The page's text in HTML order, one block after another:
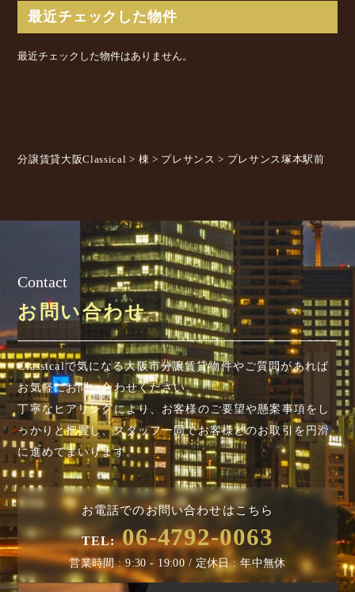
最近チェックした物件
最近チェックした物件はありません。
分譲賃貸大阪Classical > 棟 > プレサンス > プレサンス塚本駅前
Contact
お問い合わせ
Classicalで気になる大阪市分譲賃貸物件やご質問があれば
お気軽にお問い合わせください。
丁寧なヒアリングにより、お客様のご要望や懸案事項を し
っかりと把握し、スタッフ一同でお客様とのお取引を円滑
に進めてまいります。
お電話でのお問い合わせはこちら
TEL: 06-4792-0063
営業時間 : 9:30 - 19:00 / 定休日 : 年中無休